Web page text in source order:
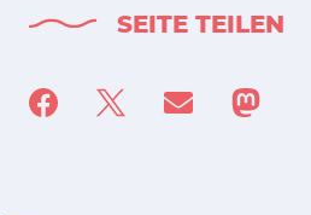
SEITE TEILEN